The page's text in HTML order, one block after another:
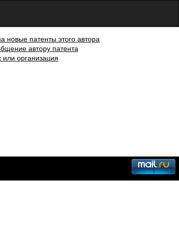
новые патенты этого автора
автору патента
или организация